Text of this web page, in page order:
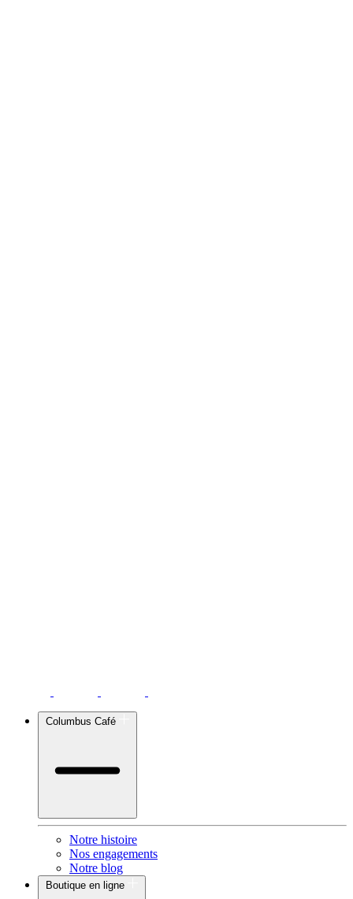
Columbus Café
Notre histoire
Nos engagements
Notre blog
Boutique en ligne